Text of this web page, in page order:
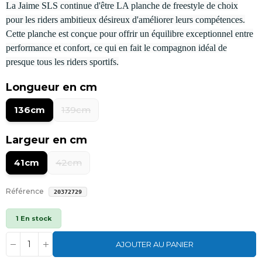
La Jaime SLS continue d'être LA planche de freestyle de choix
pour les riders ambitieux désireux d'améliorer leurs compétences.
Cette planche est conçue pour offrir un équilibre exceptionnel entre
performance et confort, ce qui en fait le compagnon idéal de
presque tous les riders sportifs.
Longueur en cm
136cm 139cm
Largeur en cm
41cm 42cm
Référence 20372729
1 En stock
AJOUTER AU PANIER